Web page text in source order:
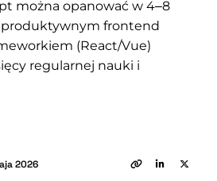
można opanować w 4–8
produktywnym frontend
(React/Vue)
regularnej nauki i
2026